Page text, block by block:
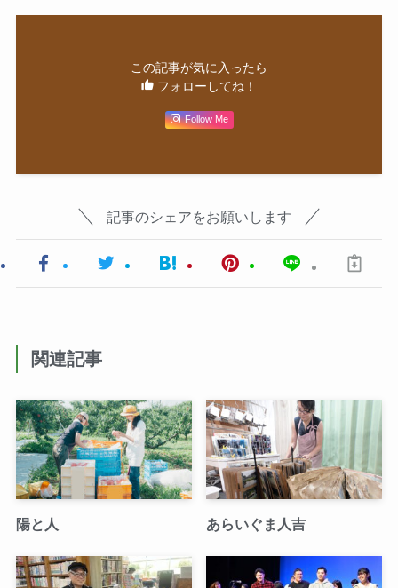
この記事が気に入ったら
フォローしてね！
Follow Me
記事のシェアをお願いします
関連記事
陽と人 あらいぐま人吉